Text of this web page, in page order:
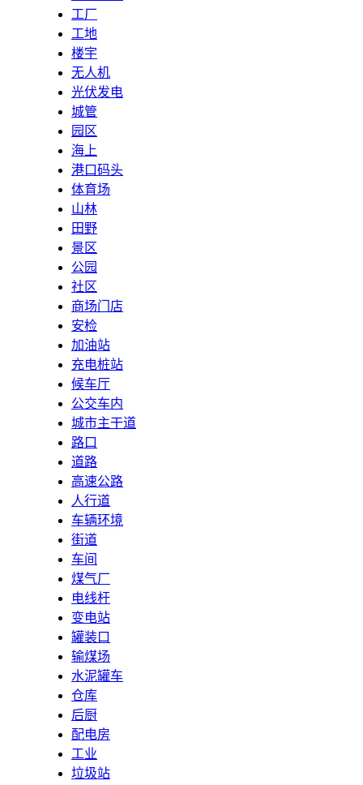
工厂
工地
楼宇
无人机
光伏发电
城管
园区
海上
港口码头
体育场
山林
田野
景区
公园
社区
商场门店
安检
加油站
充电桩站
候车厅
公交车内
城市主干道
路口
道路
高速公路
人行道
车辆环境
街道
车间
煤气厂
电线杆
变电站
罐装口
输煤场
水泥罐车
仓库
后厨
配电房
工业
垃圾站